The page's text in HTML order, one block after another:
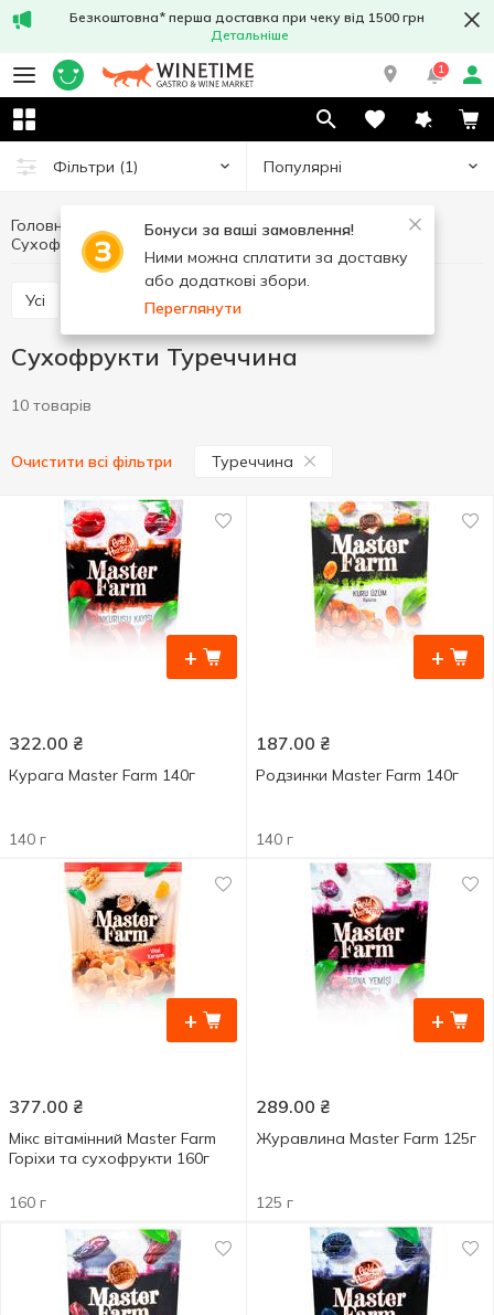
Безкоштовна* перша доставка при чеку від 1500 грн
Детальніше
1
Фільтри (1) Популярні
Бонуси за ваші замовлення!
Ними можна сплатити за доставку
або додаткові збори.
Переглянути
Головна Фрукти та овочі
Горіхи та сухофрукти
Сухофрукти
Сухофрукти Туреччина
Усі
Сухофрукти Туреччина
10 товарів
Очистити всі фільтри Туреччина
+
322.00 ₴
Курага Master Farm 140г
140 г
+
187.00 ₴
Родзинки Master Farm 140г
140 г
+
377.00 ₴
Мікс вітамінний Master Farm
Горіхи та сухофрукти 160г
160 г
+
289.00 ₴
Журавлина Master Farm 125г
125 г